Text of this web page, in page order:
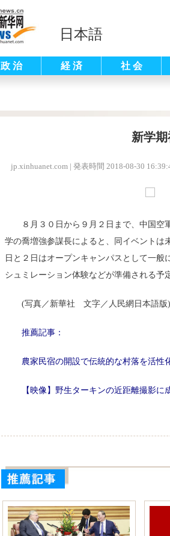
日本語
政 治 経 済 社 会
新学
jp.xinhuanet.com | 発表時間 2018-08-30
８月３０日から９月２日まで、中国
学の喬増強参謀長によると、同イベントは
日と２日はオープンキャンパスとして一
シュミレーション体験などが準備される予
(写真／新華社 文字／人民網日本語版)
推薦記事：
農家民宿の開設で伝統的な村落を活
【映像】野生ターキンの近距離撮影